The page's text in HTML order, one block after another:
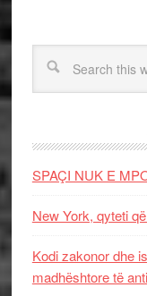
SPAÇI NUK E
New York, qyteti
Kodi zakonor dhe
madhështore të